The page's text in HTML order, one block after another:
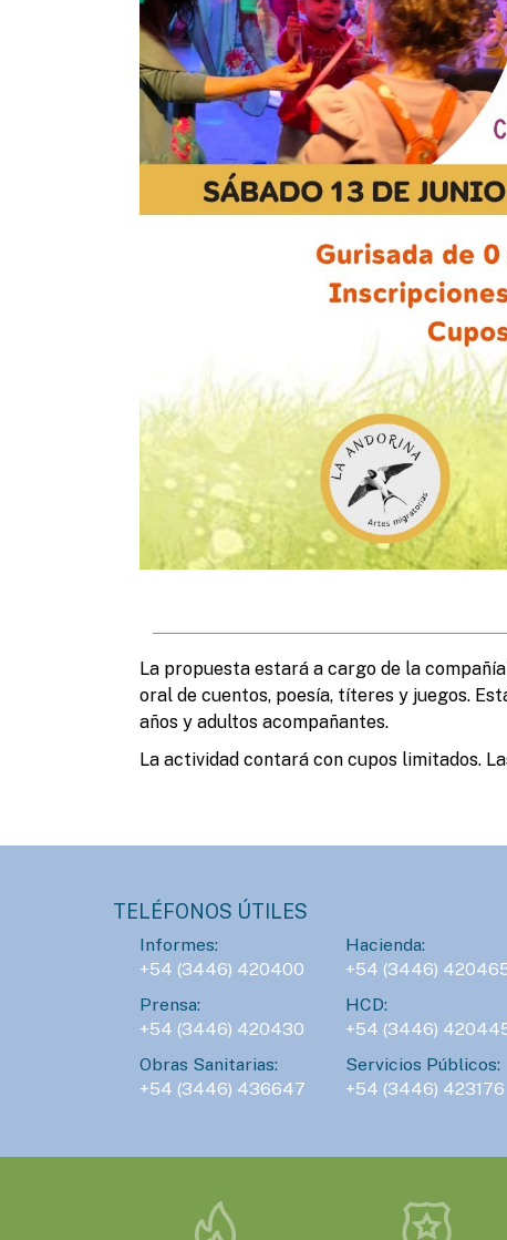
La propuesta estará a cargo de la
oral de cuentos, poesía, títeres y juegos.
años y adultos acompañantes.
La actividad contará con cupos limitados.
TELÉFONOS ÚTILES
Informes:
+54 (3446) 420400
Hacienda:
+54 (3446)
Prensa:
+54 (3446) 420430
HCD:
+54 (3446)
Obras Sanitarias:
+54 (3446) 436647
Servicios Públicos:
+54 (3446) 423176